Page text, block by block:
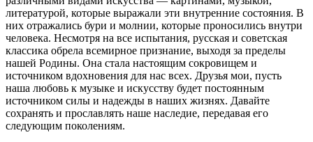
литературой, которые выражали эти внутренние состояния. В
них отражались бури и молнии, которые проносились внутри
человека. Несмотря на все испытания, русская и советская
классика обрела всемирное признание, выходя за пределы
нашей Родины. Она стала настоящим сокровищем и
источником вдохновения для нас всех. Друзья мои, пусть
наша любовь к музыке и искусству будет постоянным
источником силы и надежды в наших жизнях. Давайте
сохранять и прославлять наше наследие, передавая его
следующим поколениям.